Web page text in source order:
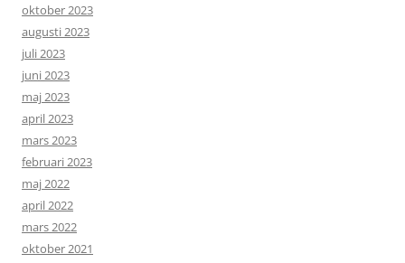
oktober 2023
augusti 2023
juli 2023
juni 2023
maj 2023
april 2023
mars 2023
februari 2023
maj 2022
april 2022
mars 2022
oktober 2021